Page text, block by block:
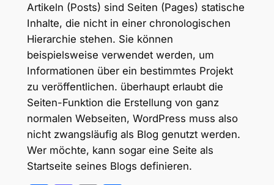
Artikeln (Posts) sind Seiten (Pages) statische
Inhalte, die nicht in einer chronologischen
Hierarchie stehen. Sie können
beispielsweise verwendet werden, um
Informationen über ein bestimmtes Projekt
zu veröffentlichen. überhaupt erlaubt die
Seiten-Funktion die Erstellung von ganz
normalen Webseiten, WordPress muss also
nicht zwangsläufig als Blog genutzt werden.
Wer möchte, kann sogar eine Seite als
Startseite seines Blogs definieren.